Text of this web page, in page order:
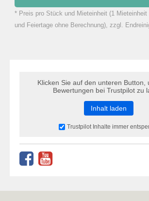
zu Warenkorb
* Preis pro Stück und Mieteinheit (1 Mieteinheit
und Feiertage ohne Berechnung), zzgl.
Klicken Sie auf den unteren Button,
Bewertungen bei Trustpilot zu
Inhalt laden
Trustpilot Inhalte immer